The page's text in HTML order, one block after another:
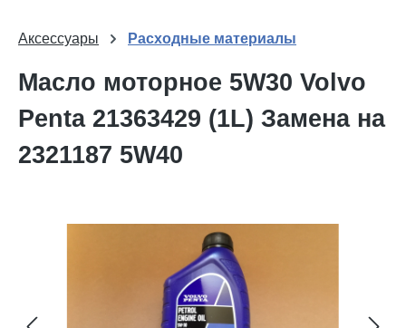
Аксессуары Расходные материалы
Масло моторное 5W30 Volvo
Penta 21363429 (1L) Замена на
2321187 5W40
Пропустить галерею изображений